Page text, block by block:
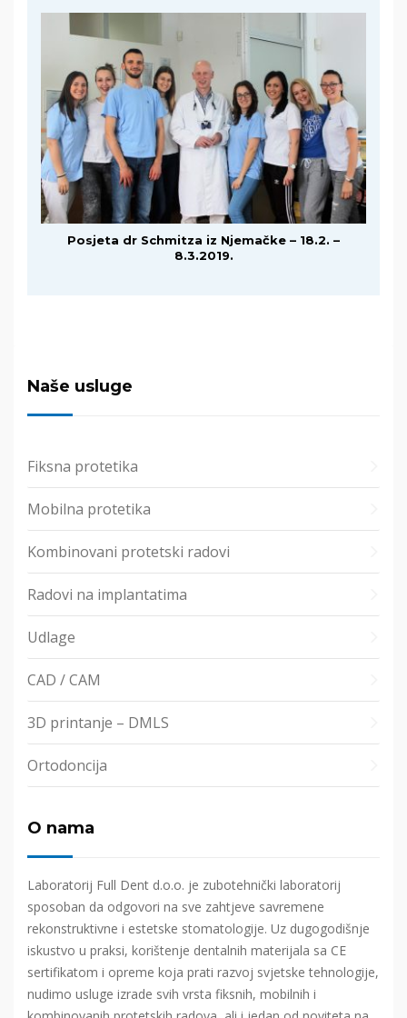
Posjeta dr Schmitza iz Njemačke – 18.2. –
8.3.2019.
Naše usluge
Fiksna protetika
Mobilna protetika
Kombinovani protetski radovi
Radovi na implantatima
Udlage
CAD / CAM
3D printanje – DMLS
Ortodoncija
O nama
Laboratorij Full Dent d.o.o. je zubotehnički laboratorij
sposoban da odgovori na sve zahtjeve savremene
rekonstruktivne i estetske stomatologije. Uz dugogodišnje
iskustvo u praksi, korištenje dentalnih materijala sa CE
sertifikatom i opreme koja prati razvoj svjetske tehnologije,
nudimo usluge izrade svih vrsta fiksnih, mobilnih i